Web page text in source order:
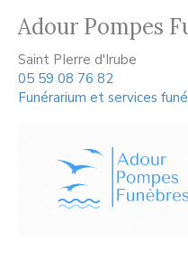
Adour Pompes
Saint PIerre d'Irube
05 59 08 76 82
Funérarium et services